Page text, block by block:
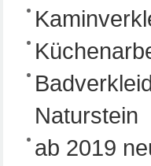
Naturstein
ab 2019